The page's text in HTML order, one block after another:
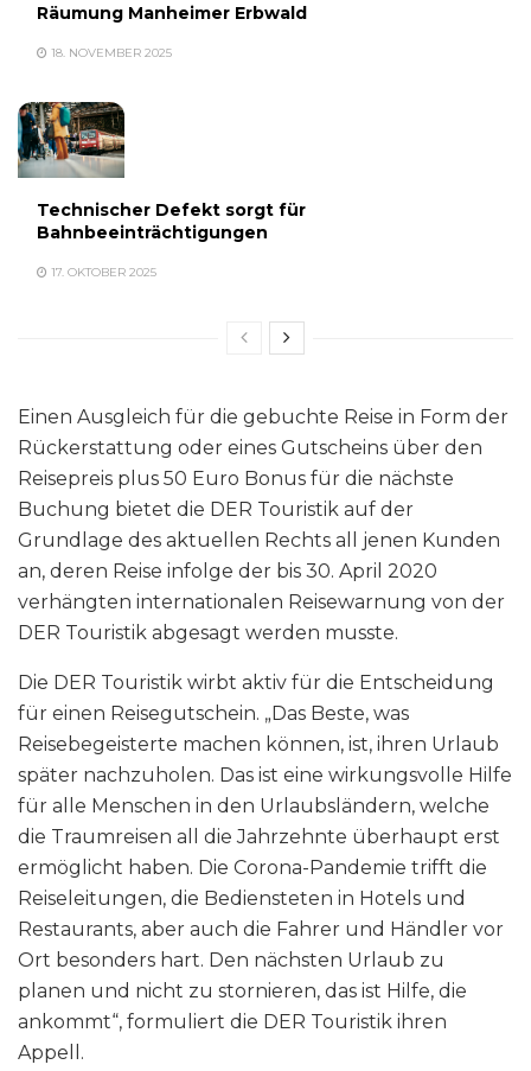
Räumung Manheimer Erbwald
18. NOVEMBER 2025
Technischer Defekt sorgt für
Bahnbeeinträchtigungen
17. OKTOBER 2025
Einen Ausgleich für die gebuchte Reise in Form der
Rückerstattung oder eines Gutscheins über den
Reisepreis plus 50 Euro Bonus für die nächste
Buchung bietet die DER Touristik auf der
Grundlage des aktuellen Rechts all jenen Kunden
an, deren Reise infolge der bis 30. April 2020
verhängten internationalen Reisewarnung von der
DER Touristik abgesagt werden musste.
Die DER Touristik wirbt aktiv für die Entscheidung
für einen Reisegutschein. „Das Beste, was
Reisebegeisterte machen können, ist, ihren Urlaub
später nachzuholen. Das ist eine wirkungsvolle Hilfe
für alle Menschen in den Urlaubsländern, welche
die Traumreisen all die Jahrzehnte überhaupt erst
ermöglicht haben. Die Corona-Pandemie trifft die
Reiseleitungen, die Bediensteten in Hotels und
Restaurants, aber auch die Fahrer und Händler vor
Ort besonders hart. Den nächsten Urlaub zu
planen und nicht zu stornieren, das ist Hilfe, die
ankommt“, formuliert die DER Touristik ihren
Appell.